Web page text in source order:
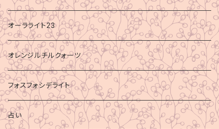
オーラライト23
オレンジルチルクォーツ
フォスフォシデライト
占い